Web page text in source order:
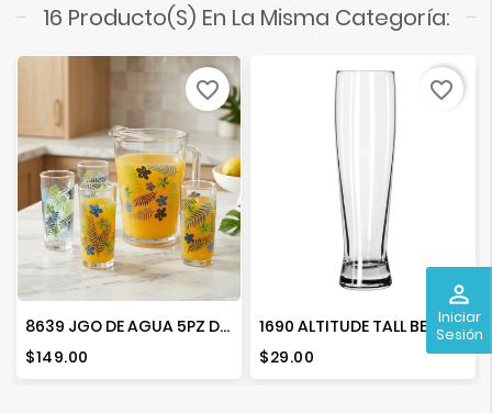
perm_identity
Iniciar
Sesión
16 Producto(s) En La Misma Categoría:
8639 JGO DE AGUA 5PZ DEC TROPICAL APD
Precio
$149.00
favorite_border
1690 ALTITUDE TALL BEER 000
Precio
$29.00
favorite_border